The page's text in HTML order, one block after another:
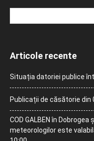
Articole recente
Situația datoriei publice
Publicații de căsătorie din
COD GALBEN în
meteorologilor este